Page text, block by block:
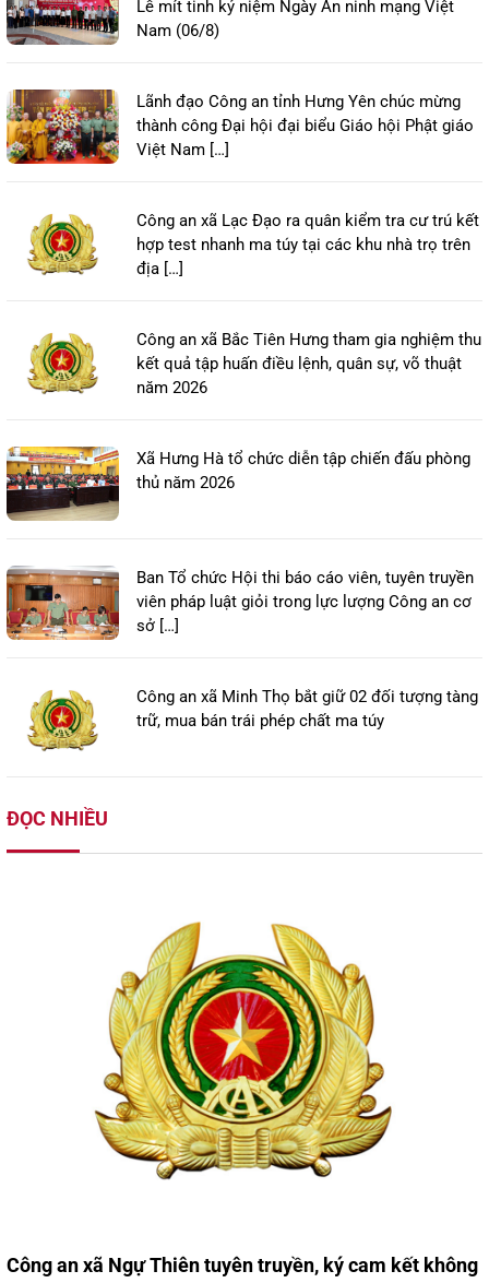
Lễ mít tinh kỷ niệm Ngày An ninh mạng Việt
Nam (06/8)
Lãnh đạo Công an tỉnh Hưng Yên chúc mừng
thành công Đại hội đại biểu Giáo hội Phật giáo
Việt Nam […]
Công an xã Lạc Đạo ra quân kiểm tra cư trú kết
hợp test nhanh ma túy tại các khu nhà trọ trên
địa […]
Công an xã Bắc Tiên Hưng tham gia nghiệm thu
kết quả tập huấn điều lệnh, quân sự, võ thuật
năm 2026
Xã Hưng Hà tổ chức diễn tập chiến đấu phòng
thủ năm 2026
Ban Tổ chức Hội thi báo cáo viên, tuyên truyền
viên pháp luật giỏi trong lực lượng Công an cơ
sở […]
Công an xã Minh Thọ bắt giữ 02 đối tượng tàng
trữ, mua bán trái phép chất ma túy
ĐỌC NHIỀU
Công an xã Ngự Thiên tuyên truyền, ký cam kết không